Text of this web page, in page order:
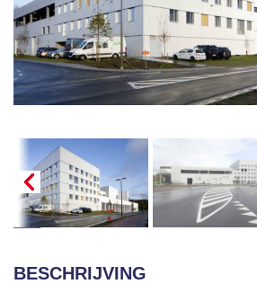
BESCHRIJVING